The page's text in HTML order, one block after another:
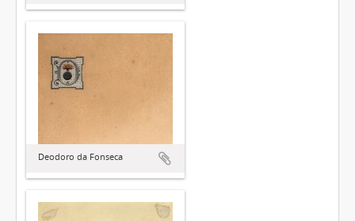
Deodoro da Fonseca